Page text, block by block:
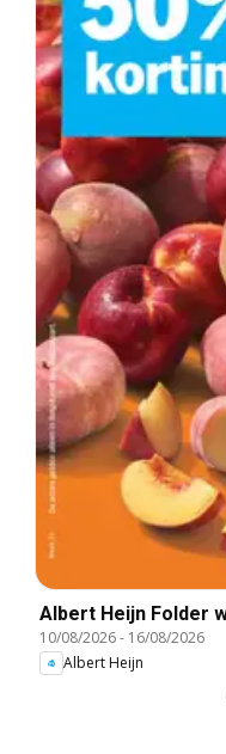
Albert Heijn Folder
10/08/2026- 16/08/2026
Albert Heijn